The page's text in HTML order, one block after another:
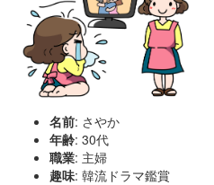
名前: さやか
年齢: 30代
職業: 主婦
趣味: 韓流ドラマ鑑賞